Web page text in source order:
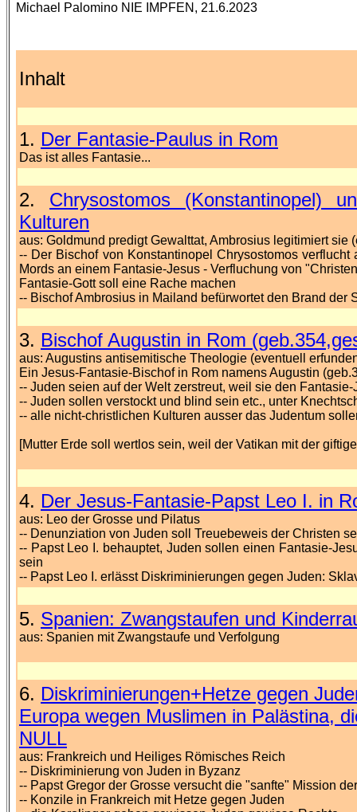
Michael Palomino NIE IMPFEN, 21.6.2023
Inhalt
1. Der Fantasie-Paulus in Rom
Das ist alles Fantasie...
2. Chrysostomos (Konstantinopel)
Kulturen
aus: Goldmund predigt Gewalttat, Ambrosius legitimiert sie
-- Der Bischof von Konstantinopel Chrysostomos
Mords an einem Fantasie-Jesus - Verfluchung von
Fantasie-Gott soll eine Rache machen
-- Bischof Ambrosius in Mailand befürwortet den Brand
3. Bischof Augustin in Rom
aus: Augustins antisemitische Theologie (eventuell
Ein Jesus-Fantasie-Bischof in Rom namens Augustin
-- Juden seien auf der Welt zerstreut, weil sie den
-- Juden sollen verstockt und blind sein etc., unter
-- alle nicht-christlichen Kulturen ausser das Judentum
[Mutter Erde soll wertlos sein, weil der Vatikan mit der
4. Der Jesus-Fantasie-Papst Leo I. in
aus: Leo der Grosse und Pilatus
-- Denunziation von Juden soll Treuebeweis der Christen
-- Papst Leo I. behauptet, Juden sollen einen Fantasie-
sein
-- Papst Leo I. erlässt Diskriminierungen gegen Juden:
5. Spanien: Zwangstaufen und
aus: Spanien mit Zwangstaufe und Verfolgung
6. Diskriminierungen+Hetze gegen
Europa wegen Muslimen in Palästina,
NULL
aus: Frankreich und Heiliges Römisches Reich
-- Diskriminierung von Juden in Byzanz
-- Papst Gregor der Grosse versucht die "sanfte" Mission
-- Konzile in Frankreich mit Hetze gegen Juden